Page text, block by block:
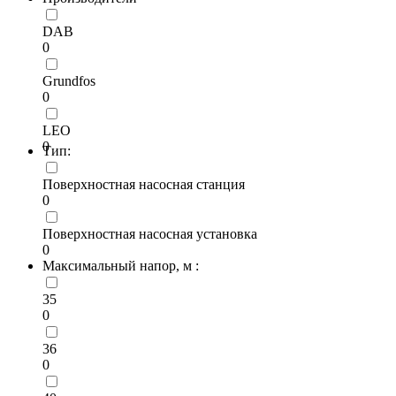
DAB
0
Grundfos
0
LEO
0
Тип:
Поверхностная насосная станция
0
Поверхностная насосная установка
0
Максимальный напор, м :
35
0
36
0